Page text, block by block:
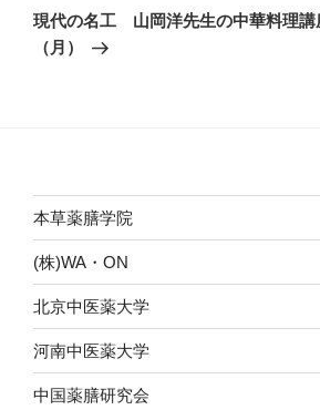
ゲ
ー
の
投
現代の名工 山岡洋先生の中華料理講
（月）
本草薬膳学院
(株)WA・ON
北京中医薬大学
河南中医薬大学
中国薬膳研究会